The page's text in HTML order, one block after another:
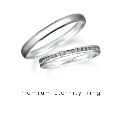
Premium Eternity Ring